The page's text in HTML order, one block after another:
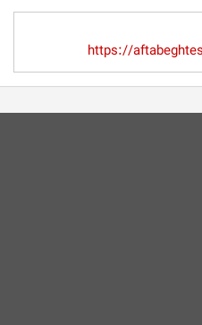
https://